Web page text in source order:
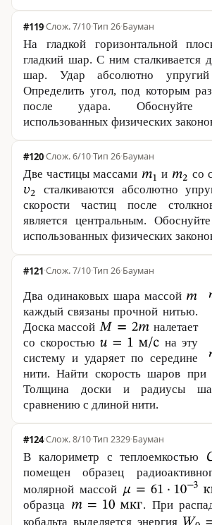
#119· 7/10·Тип 26·Бауман
На гладкой горизонтальной
гладкий шар. С ним сталкивается
шар. Удар абсолютно
Определить угол, под которым
после удара. Обоснуйте
использованных физических
#120· 6/10·Тип 26·Бауман
Две частицы массами и со
сталкиваются абсолютно
скорости частиц после
является центральным.
использованных физических
#121· 7/10·Тип 26·Бауман
Два одинаковых шара массой
каждый связаны прочной нитью.
Доска массой
налетает
со скоростью
на эту
систему и ударяет по середине
нити. Найти скорость шаров при
Толщина доски и радиусы
сравнению с длиной нити.
#124· 8/10·Тип 2329·Бауман
В калориметр с теплоемкостью
помещен образец
молярной массой
образца
. При
кобальта выделяется энергия